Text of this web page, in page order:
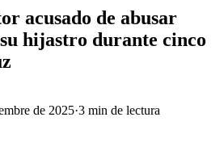
acusado de abusar
hijastro durante cinco
de 2025·3 min de lectura